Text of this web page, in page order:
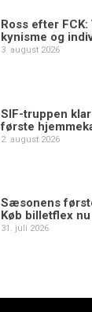
Ross efter
kynisme og
3. august 2026
SIF-truppen
første
2. august 2026
Sæsonens
Køb billetflex nu
31. juli 2026